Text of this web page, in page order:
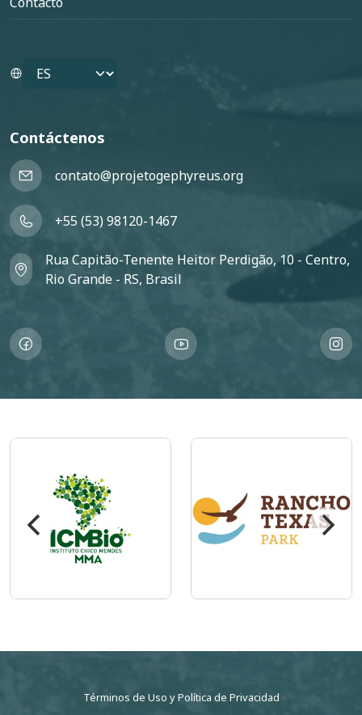
Select your language
Contáctenos
contato@projetogephyreus.org
+55 (53) 98120-1467
Rua Capitão-Tenente Heitor Perdigão, 10 - Centro,
Rio Grande - RS, Brasil
Imagem Imagem
Términos de Uso yPolítica de Privacidad